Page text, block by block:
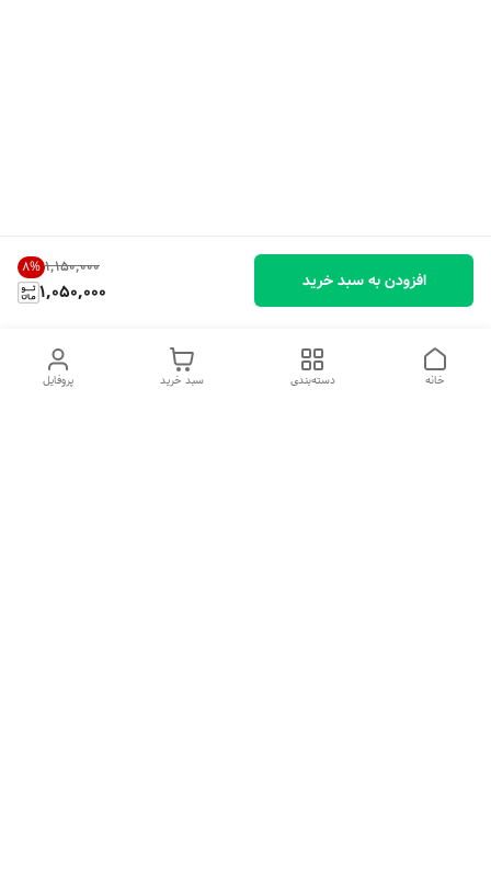
۱٬۱۵۰٬۰۰۰ 8%
1,050,000 افزودن به سبد خرید
پروفایل سبد خرید دسته‌بندی خانه